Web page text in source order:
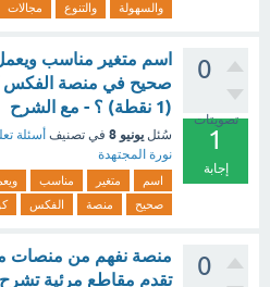
والسهولة
والتنوع مجالات
0
تصويتات
1
إجابة
اسم متغير مناسب
صحيح في منصة الفكس
(1 نقطة) ؟ - مع الشرح
سُئل يونيو 8 في تصنيف أسئلة
نورة المجتهدة
اسم متغير مناسب
صحيح
منصة الفكس
0
منصة نفهم من منصات
تقدم مقاطع مرئية تشرح